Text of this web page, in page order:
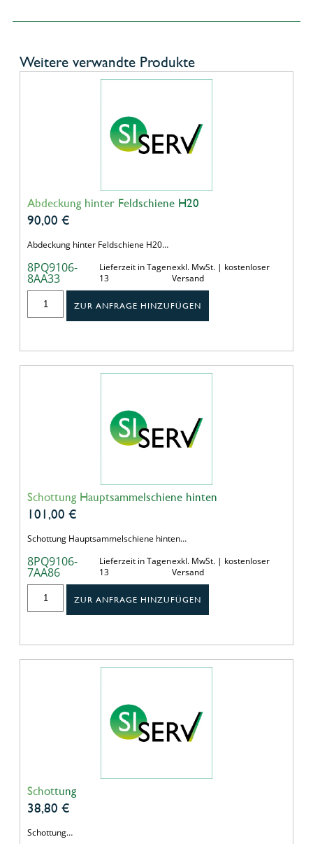
Weitere verwandte Produkte
Abdeckung hinter Feldschiene H20
90,00 €
Abdeckung hinter Feldschiene H20…
8PQ9106-
8AA33
Lieferzeit in Tagen
13
exkl. MwSt. | kostenloser
Versand
ZUR ANFRAGE HINZUFÜGEN
Schottung Hauptsammelschiene hinten
101,00 €
Schottung Hauptsammelschiene hinten…
8PQ9106-
7AA86
Lieferzeit in Tagen
13
exkl. MwSt. | kostenloser
Versand
ZUR ANFRAGE HINZUFÜGEN
Schottung
38,80 €
Schottung…